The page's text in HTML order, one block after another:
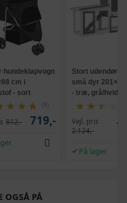
hundeklapvogn
cm i
- sort
(9)
812,- 719,-
Stort
små dyr
- træ, grå/hvid
Vejl. pris
2.124,-
På lager
OGSÅ PÅ